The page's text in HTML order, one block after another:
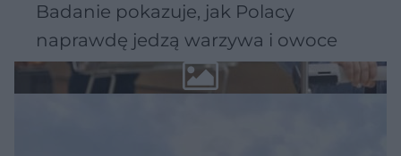
Badanie pokazuje, jak Polacy
naprawdę jedzą warzywa i owoce